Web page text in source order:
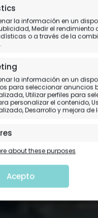
la información en un
Medir el
o a través de la
la información en un
para seleccionar anuncios
Utilizar perfiles para
personalizar el contenido,
Desarrollo y mejora de
Vincular diferentes
la seguridad,
fallos, Ofrecer y
about these purposes
Acepto
de
que
Nuestra